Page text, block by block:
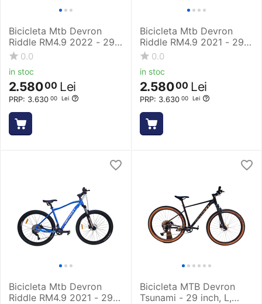
Bicicleta Mtb Devron
Riddle RM4.9 2022 - 29
Inch, M, Albastru
0.0
in stoc
PRP: 3.630 00 Lei
2.58000 Lei
Bicicleta Mtb Devron
Riddle RM4.9 2021 - 29
Inch, L, Verde
0.0
in stoc
PRP: 3.630 00 Lei
2.58000 Lei
Bicicleta Mtb Devron
Riddle RM4.9 2021 - 29
Bicicleta MTB Devron
Tsunami - 29 inch, L,